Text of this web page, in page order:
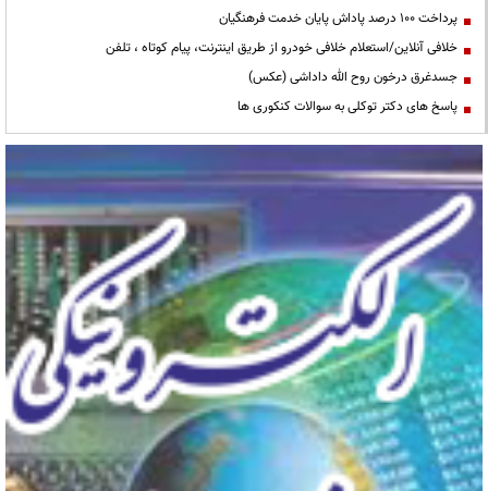
پرداخت ۱۰۰ درصد پاداش پایان خدمت فرهنگیان
خلافی آنلاین/استعلام خلافی خودرو از طریق اینترنت، پیام کوتاه ، تلفن
جسدغرق درخون روح الله داداشی (عکس)
پاسخ های دکتر توکلی به سوالات کنکوری ها